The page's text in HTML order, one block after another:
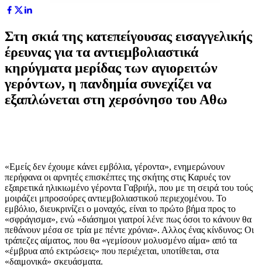
Στη σκιά της κατεπείγουσας εισαγγελικής
έρευνας για τα αντιεμβολιαστικά
κηρύγματα μερίδας των αγιορειτών
γερόντων, η πανδημία συνεχίζει να
εξαπλώνεται στη χερσόνησο του Αθω
«Εμείς δεν έχουμε κάνει εμβόλια, γέροντα», ενημερώνουν
περήφανα οι αρνητές επισκέπτες της σκήτης στις Καρυές τον
εξαιρετικά ηλικιωμένο γέροντα Γαβριήλ, που με τη σειρά του τούς
μοιράζει μπροσούρες αντιεμβολιαστικού περιεχομένου. Το
εμβόλιο, διευκρινίζει ο μοναχός, είναι το πρώτο βήμα προς το
«σφράγισμα», ενώ «διάσημοι γιατροί λένε πως όσοι το κάνουν θα
πεθάνουν μέσα σε τρία με πέντε χρόνια». Αλλος ένας κίνδυνος; Οι
τράπεζες αίματος, που θα «γεμίσουν μολυσμένο αίμα» από τα
«έμβρυα από εκτρώσεις» που περιέχεται, υποτίθεται, στα
«δαιμονικά» σκευάσματα.